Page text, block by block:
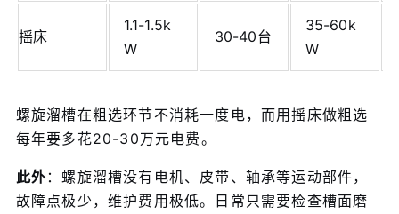
摇床
1.1-1.5k
W
30-40台
35-60k
W
螺旋溜槽在粗选环节不消耗一度电，而用摇床做粗选
每年要多花20-30万元电费。
此外 ：螺旋溜槽没有电机、皮带、轴承等运动部件，
故障点极少，维护费用极低。日常只需要检查槽面磨